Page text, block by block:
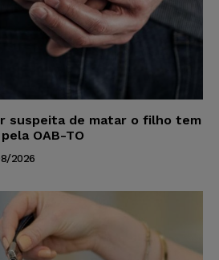
suspeita de matar o filho tem
OAB-TO
2026